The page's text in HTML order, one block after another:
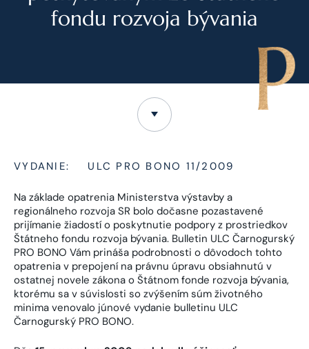
fondu rozvoja bývania
VYDANIE: ULC PRO BONO 11/2009
Na základe opatrenia Ministerstva výstavby a
regionálneho rozvoja SR bolo dočasne pozastavené
prijímanie žiadostí o poskytnutie podpory z prostriedkov
Štátneho fondu rozvoja bývania. Bulletin ULC Čarnogurský
PRO BONO Vám prináša podrobnosti o dôvodoch tohto
opatrenia v prepojení na právnu úpravu obsiahnutú v
ostatnej novele zákona o Štátnom fonde rozvoja bývania,
ktorému sa v súvislosti so zvýšením súm životného
minima venovalo júnové vydanie bulletinu ULC
Čarnogurský PRO BONO.